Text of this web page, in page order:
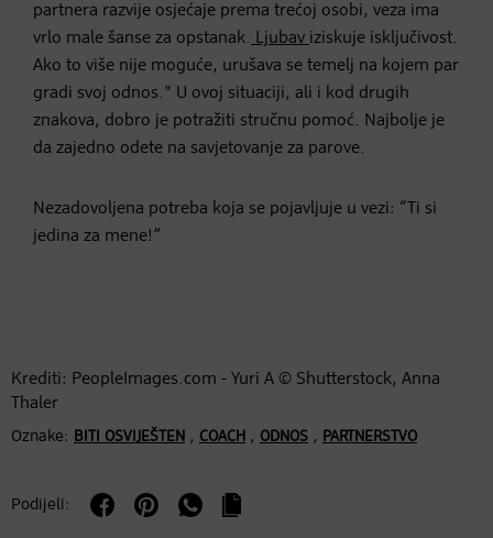
partnera razvije osjećaje prema trećoj osobi, veza ima
vrlo male šanse za opstanak. Ljubav iziskuje isključivost.
Ako to više nije moguće, urušava se temelj na kojem par
gradi svoj odnos." U ovoj situaciji, ali i kod drugih
znakova, dobro je potražiti stručnu pomoć. Najbolje je
da zajedno odete na savjetovanje za parove.
Nezadovoljena potreba koja se pojavljuje u vezi: “Ti si
jedina za mene!”
Krediti: PeopleImages.com - Yuri A © Shutterstock, Anna
Thaler
Oznake: BITI OSVIJEŠTEN , COACH , ODNOS , PARTNERSTVO
Podijeli: